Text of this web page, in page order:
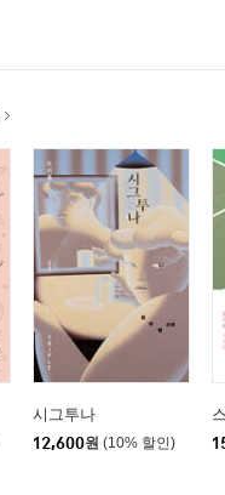
시그투나
12,600원 (10% 할인)